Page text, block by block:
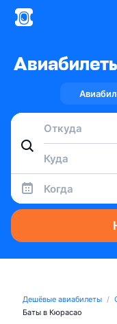
Когда
Дешёвые авиабилеты
Баты в Кюрасао